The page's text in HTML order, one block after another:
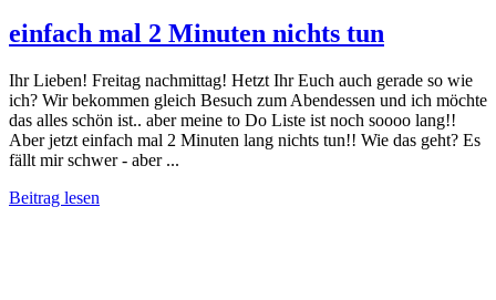
einfach mal 2 Minuten nichts tun
Ihr Lieben! Freitag nachmittag! Hetzt Ihr Euch auch gerade so wie
ich? Wir bekommen gleich Besuch zum Abendessen und ich möchte
das alles schön ist.. aber meine to Do Liste ist noch soooo lang!!
Aber jetzt einfach mal 2 Minuten lang nichts tun!! Wie das geht? Es
fällt mir schwer - aber ...
Beitrag lesen